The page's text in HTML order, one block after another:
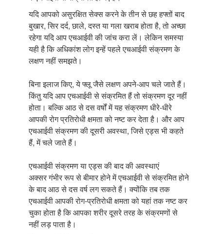
यदि आपको असुरक्षित सेक्स करने के तीन से छह हफ्तों बाद
बुखार, सिर दर्द, छाले, दस्त या गला खराब होता है, तो अच्छा
रहेगा यदि आप एचआईवी की जांच करा लें। लेकिन समस्या
यही है कि अधिकांश लोग इन्हें पहले एचआईवी संक्रमण के
लक्षण नहीं समझते।
बिना इलाज किए, ये फ्लू जैसे लक्षण अपने-आप चले जाते हैं।
किंतु यदि आप एचआईवी से संक्रमित हैं तो संक्रमण दूर नहीं
होता। बल्कि आठ से दस वर्षों में यह संक्रमण धीरे-धीरे
आपकी रोग प्रतिरोधी क्षमता को नष्ट कर देता है। और आप
एचआईवी संक्रमण की दूसरी अवस्था, जिसे एड्स भी कहते
हैं, में चले जाते हैं।
एचआईवी संक्रमण या एड्स की बाद की अवस्थाएं
अक्सर गंभीर रूप से बीमार होने में एचआईवी से संक्रमित होने
के बाद आठ से दस वर्ष लग सकते हैं। क्योंकि तब तक
एचआईवी आपकी रोग-प्रतिरोधी क्षमता को यहां तक नष्ट कर
चुका होता है कि आपका शरीर दूसरे तरह के संक्रमणों से
नहीं लड़ पाता है।